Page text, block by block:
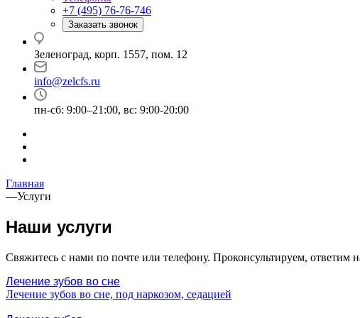
+7 (495) 76-76-746
Заказать звонок
Зеленоград, корп. 1557, пом. 12
info@zelcfs.ru
пн-сб: 9:00–21:00, вс: 9:00-20:00
Главная
—Услуги
Наши услуги
Свяжитесь с нами по почте или телефону. Проконсультируем,
Лечение зубов во сне
Лечение зубов во сне, под наркозом, седацией